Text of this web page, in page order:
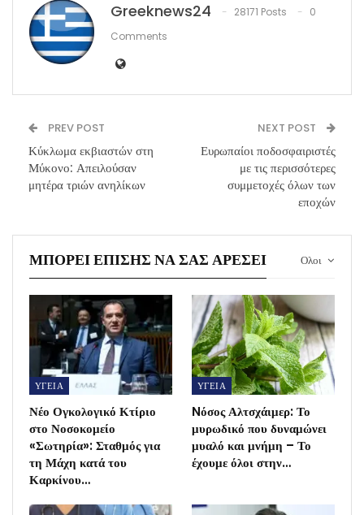
Greeknews24 28171 Posts
0
Comments
PREV POST
Κύκλωμα εκβιαστών στη
Μύκονο: Απειλούσαν
μητέρα τριών ανηλίκων
NEXT POST
Ευρωπαίοι ποδοσφαιριστές
με τις περισσότερες
συμμετοχές όλων των
εποχών
Ολοι
ΜΠΟΡΕΊ ΕΠΊΣΗΣ ΝΑ ΣΑΣ ΑΡΈΣΕΙ
ΥΓΕΙΑ
Νέο Ογκολογικό Κτίριο
στο Νοσοκομείο
«Σωτηρία»: Σταθμός για
τη Μάχη κατά του
Καρκίνου…
ΥΓΕΙΑ
Nόσος Αλτσχάιμερ: Το
μυρωδικό που δυναμώνει
μυαλό και μνήμη – Το
έχουμε όλοι στην…